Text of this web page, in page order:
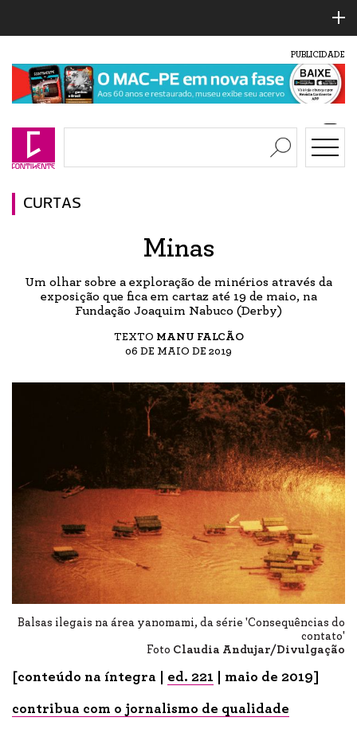
PUBLICIDADE
CURTAS
Minas
Um olhar sobre a exploração de minérios através da
exposição que fica em cartaz até 19 de maio, na
Fundação Joaquim Nabuco (Derby)
TEXTO MANU FALCÃO
06 DE MAIO DE 2019
Balsas ilegais na área yanomami, da série 'Consequências do
contato'
Foto Claudia Andujar/Divulgação
[conteúdo na íntegra | ed. 221 | maio de 2019]
contribua com o jornalismo de qualidade